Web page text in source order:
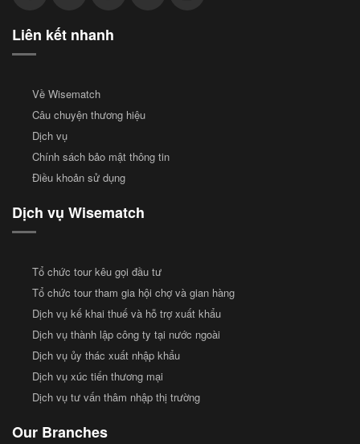
Liên kết nhanh
Về Wisematch
Câu chuyện thương hiệu
Dịch vụ
Chính sách bảo mật thông tin
Điều khoản sử dụng
Dịch vụ Wisematch
Tổ chức tour kêu gọi đầu tư
Tổ chức tour tham gia hội chợ và gian hàng
Dịch vụ kế khai thuế và hỗ trợ xuất khẩu
Dịch vụ thành lập công ty tại nước ngoài
Dịch vụ ủy thác xuất nhập khẩu
Dịch vụ xúc tiến thương mại
Dịch vụ tư vấn thâm nhập thị trường
Our Branches